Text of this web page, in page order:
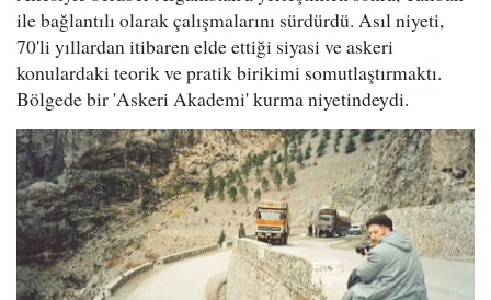
ile bağlantılı olarak çalışmalarını sürdürdü. Asıl niyeti,
70'li yıllardan itibaren elde ettiği siyasi ve askeri
konulardaki teorik ve pratik birikimi somutlaştırmaktı.
Bölgede bir 'Askeri Akademi' kurma niyetindeydi.